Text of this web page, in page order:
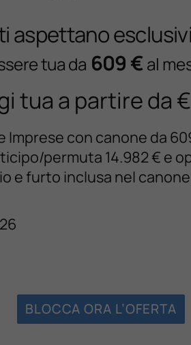
aspettano
tua da 609 €al
tua a partire da
con canone da
permuta 14.982 € e
furto inclusa nel
BLOCCA ORA L’OFERTA